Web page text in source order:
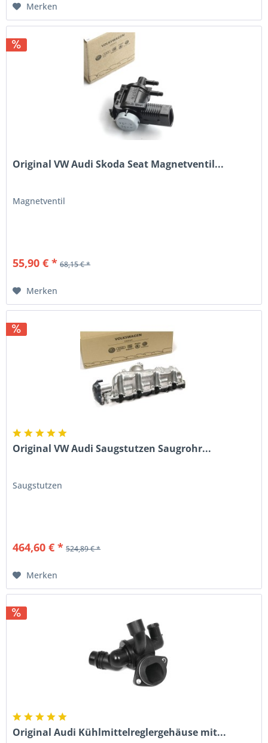
Merken
Original VW Audi Skoda Seat Magnetventil...
Magnetventil
55,90 € * 68,15 € *
Merken
Original VW Audi Saugstutzen Saugrohr...
Saugstutzen
464,60 € * 524,89 € *
Merken
Original Audi Kühlmittelreglergehäuse mit...